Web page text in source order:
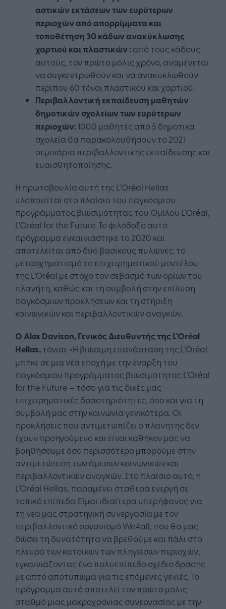
αστικών εκτάσεων των ευρύτερων
περιοχώναπό απορρίμματακαι
τοποθέτηση 30 κάδων ανακύκλωσης
χαρτιού και πλαστικών :από τους κάδους
αυτούς, τον πρώτο μόλις χρόνο, αναμένεται
να συγκεντρωθούν και να ανακυκλωθούν
περίπου 60 τόνοι πλαστικού και χαρτιού.
Περιβαλλοντική εκπαίδευση μαθητών
δημοτικών σχολείων των ευρύτερων
περιοχών:1000 μαθητές από 5 δημοτικά
σχολεία θα παρακολουθήσουν το 2021
σεμινάρια περιβαλλοντικής εκπαίδευσης και
ευαισθητοποίησης.
Η πρωτοβουλία αυτή της L'Oréal Hellas
υλοποιείται στο πλαίσιο του παγκόσμιου
προγράμματος βιωσιμότητας του Ομίλου L’Oréal,
L’Oréal for the Future. Το φιλόδοξο αυτό
πρόγραμμα εγκαινιάστηκε το 2020 και
αποτελείται από δύο βασικούς πυλώνες: το
μετασχηματισμό το επιχειρηματικού μοντέλου
της L’Oréal με στόχο τον σεβασμό των ορίων του
πλανήτη, καθώς και τη συμβολή στην επίλυση
παγκόσμιων προκλήσεων και τη στήριξη
κοινωνικών και περιβαλλοντικών αναγκών.
Ο Alex Davison,Γενικός Διευθυντής της L'Oréal
Hellas,τόνισε «Η βιώσιμη επανάσταση της L’Oréal
μπήκε σε μια νέα εποχή με την έναρξη του
παγκόσμιου προγράμματος βιωσιμότητας L’Oréal
for the Future – τόσο για τις δικές μας
επιχειρηματικές δραστηριότητες, όσο και για τη
συμβολή μας στην κοινωνία γενικότερα. Οι
προκλήσεις που αντιμετωπίζει ο πλανήτης δεν
έχουν προηγούμενο και είναι καθήκον μας να
βοηθήσουμε όσο περισσότερο μπορούμε στην
αντιμετώπιση των άμεσων κοινωνικών και
περιβαλλοντικών αναγκών. Στο πλαίσιο αυτό, η
L’Oréal Hellas, παραμένει σταθερά ενεργή σε
τοπικό επίπεδο. Είμαι ιδιαίτερα υπερήφανος για
τη νέα μας στρατηγική συνεργασία με τον
περιβαλλοντικό οργανισμό We4all, που θα μας
δώσει τη δυνατότητα να βρεθούμε και πάλι στο
πλευρό των κατοίκων των πληγείσων περιοχών,
εγκαινιάζοντας ένα πολυεπίπεδο σχέδιο δράσης
με απτό αποτύπωμα για τις επόμενες γενιές. Το
πρόγραμμα αυτό αποτελεί τον πρώτο μόλις
σταθμό μιας μακροχρόνιας συνεργασίας με την